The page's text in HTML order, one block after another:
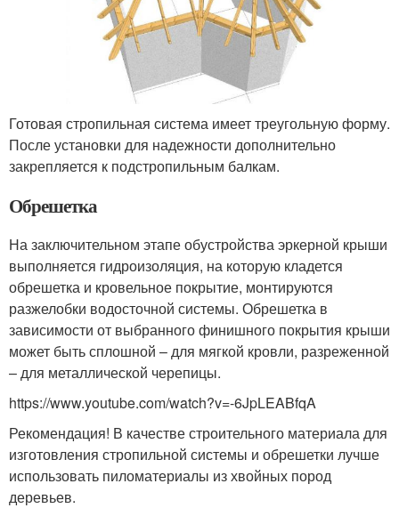
Готовая стропильная система имеет треугольную форму.
После установки для надежности дополнительно
закрепляется к подстропильным балкам.
Обрешетка
На заключительном этапе обустройства эркерной крыши
выполняется гидроизоляция, на которую кладется
обрешетка и кровельное покрытие, монтируются
разжелобки водосточной системы. Обрешетка в
зависимости от выбранного финишного покрытия крыши
может быть сплошной – для мягкой кровли, разреженной
– для металлической черепицы.
https://www.youtube.com/watch?v=-6JpLEABfqA
Рекомендация! В качестве строительного материала для
изготовления стропильной системы и обрешетки лучше
использовать пиломатериалы из хвойных пород
деревьев.